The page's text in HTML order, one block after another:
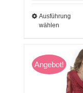
Ausführung
wählen
Angebot!